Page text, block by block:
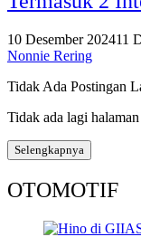
10 Desember 202411
Nonnie Rering
Tidak Ada Postingan
Tidak ada lagi
Selengkapnya
OTOMOTIF